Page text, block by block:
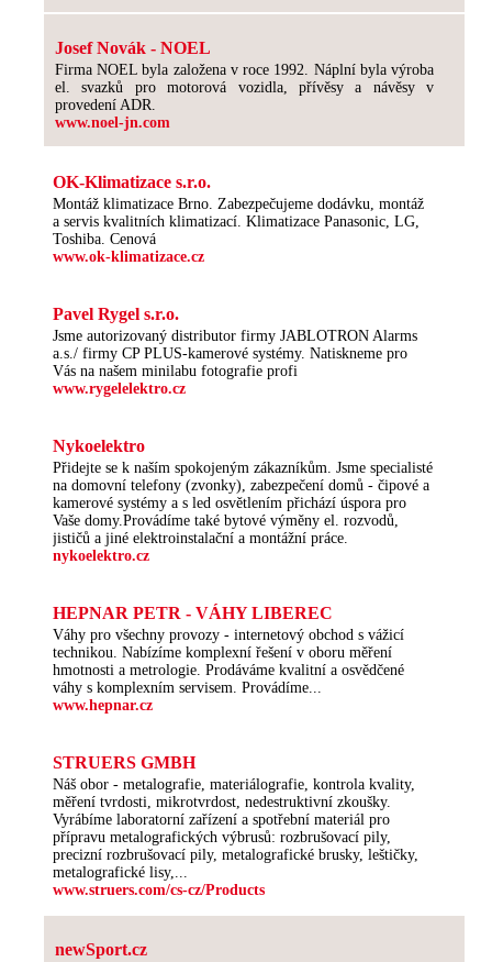
Josef Novák - NOEL
Firma NOEL byla založena v roce 1992. Náplní byla výroba
el. svazků pro motorová vozidla, přívěsy a návěsy v
provedení ADR.
www.noel-jn.com
OK-Klimatizace s.r.o.
Montáž klimatizace Brno. Zabezpečujeme dodávku, montáž
a servis kvalitních klimatizací. Klimatizace Panasonic, LG,
Toshiba. Cenová
www.ok-klimatizace.cz
Pavel Rygel s.r.o.
Jsme autorizovaný distributor firmy JABLOTRON Alarms
a.s./ firmy CP PLUS-kamerové systémy. Natiskneme pro
Vás na našem minilabu fotografie profi
www.rygelelektro.cz
Nykoelektro
Přidejte se k naším spokojeným zákazníkům. Jsme specialisté
na domovní telefony (zvonky), zabezpečení domů - čipové a
kamerové systémy a s led osvětlením přichází úspora pro
Vaše domy.Provádíme také bytové výměny el. rozvodů,
jističů a jiné elektroinstalační a montážní práce.
nykoelektro.cz
HEPNAR PETR - VÁHY LIBEREC
Váhy pro všechny provozy - internetový obchod s vážicí
technikou. Nabízíme komplexní řešení v oboru měření
hmotnosti a metrologie. Prodáváme kvalitní a osvědčené
váhy s komplexním servisem. Provádíme...
www.hepnar.cz
STRUERS GMBH
Náš obor - metalografie, materiálografie, kontrola kvality,
měření tvrdosti, mikrotvrdost, nedestruktivní zkoušky.
Vyrábíme laboratorní zařízení a spotřební materiál pro
přípravu metalografických výbrusů: rozbrušovací pily,
precizní rozbrušovací pily, metalografické brusky, leštičky,
metalografické lisy,...
www.struers.com/cs-cz/Products
newSport.cz